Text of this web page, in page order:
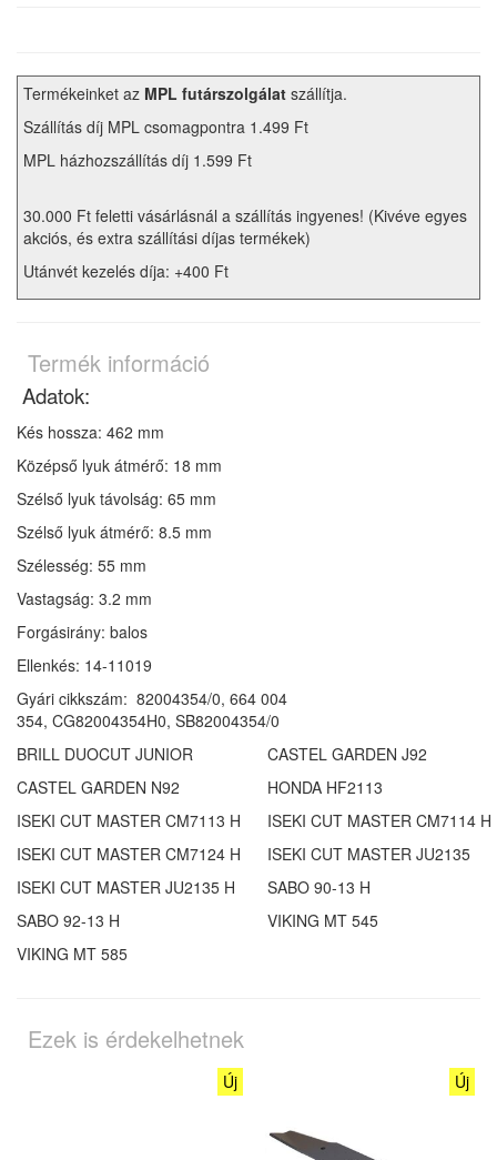
Termékeinket az MPL futárszolgálat szállítja.
Szállítás díj MPL csomagpontra 1.499 Ft
MPL házhozszállítás díj 1.599 Ft
30.000 Ft feletti vásárlásnál a szállítás ingyenes! (Kivéve egyes
akciós, és extra szállítási díjas termékek)
Utánvét kezelés díja: +400 Ft
Termék információ
Adatok:
Kés hossza: 462 mm
Középső lyuk átmérő: 18 mm
Szélső lyuk távolság: 65 mm
Szélső lyuk átmérő: 8.5 mm
Szélesség: 55 mm
Vastagság: 3.2 mm
Forgásirány: balos
Ellenkés: 14-11019
Gyári cikkszám: 82004354/0, 664 004
354, CG82004354H0, SB82004354/0
BRILL DUOCUT JUNIOR
CASTEL GARDEN J92
CASTEL GARDEN N92
HONDA HF2113
ISEKI CUT MASTER CM7113 H
ISEKI CUT MASTER CM7114 H
ISEKI CUT MASTER CM7124 H
ISEKI CUT MASTER JU2135
ISEKI CUT MASTER JU2135 H
SABO 90-13 H
SABO 92-13 H
VIKING MT 545
VIKING MT 585
Ezek is érdekelhetnek
Új Új